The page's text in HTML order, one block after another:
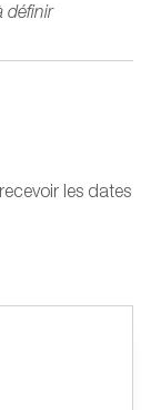
définir
les dates